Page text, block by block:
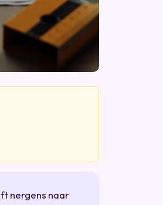
nergens naar